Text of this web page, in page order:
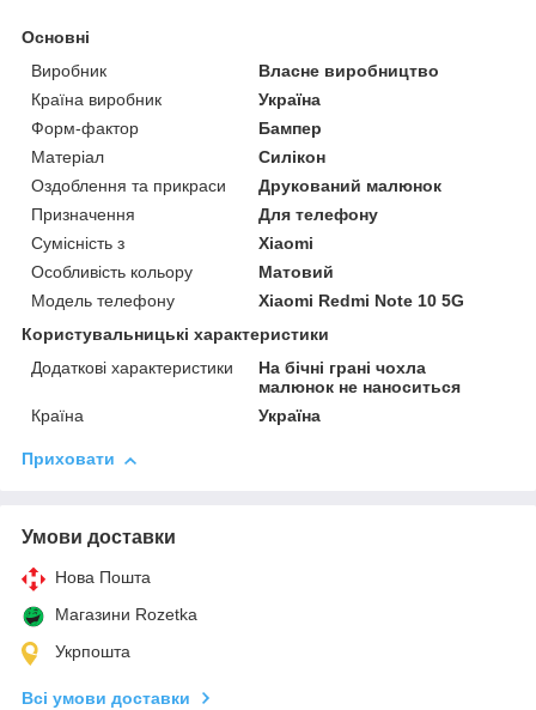
Основні
Виробник
Власне виробництво
Країна виробник
Україна
Форм-фактор
Бампер
Матеріал
Силікон
Оздоблення та прикраси
Друкований малюнок
Призначення
Для телефону
Сумісність з
Xiaomi
Особливість кольору
Матовий
Модель телефону
Xiaomi Redmi Note 10 5G
Користувальницькі характеристики
Додаткові характеристики
На бічні грані чохла
малюнок не наноситься
Країна
Україна
Приховати
Умови доставки
Нова Пошта
Магазини Rozetka
Укрпошта
Всі умови доставки